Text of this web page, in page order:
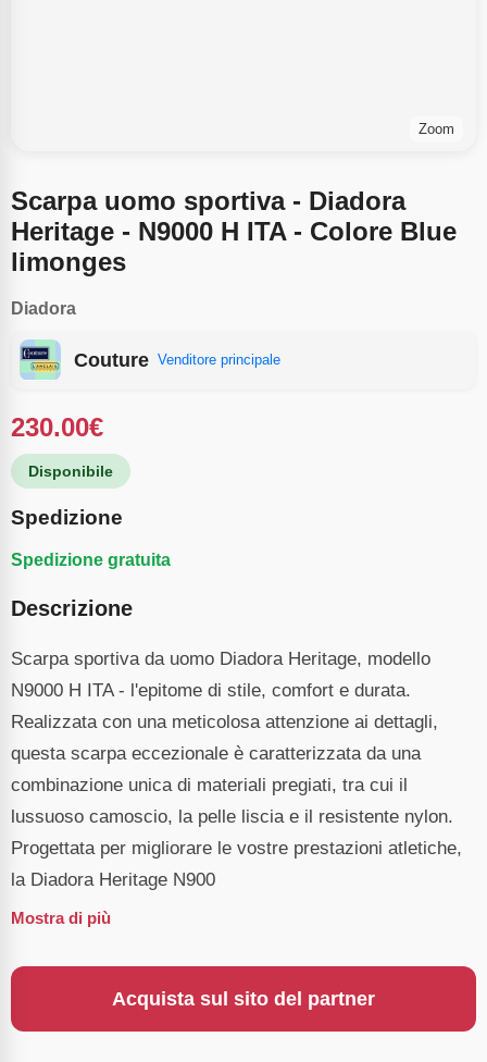
Zoom
Scarpa uomo sportiva - Diadora
Heritage - N9000 H ITA - Colore Blue
limonges
Diadora
Couture Venditore principale
230.00€
Disponibile
Spedizione
Spedizione gratuita
Descrizione
Scarpa sportiva da uomo Diadora Heritage, modello
N9000 H ITA - l'epitome di stile, comfort e durata.
Realizzata con una meticolosa attenzione ai dettagli,
questa scarpa eccezionale è caratterizzata da una
combinazione unica di materiali pregiati, tra cui il
lussuoso camoscio, la pelle liscia e il resistente nylon.
Progettata per migliorare le vostre prestazioni atletiche,
la Diadora Heritage N900
Mostra di più
Acquista sul sito del partner